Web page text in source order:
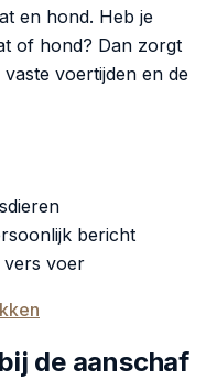
en hond. Heb je
of hond? Dan zorgt
voertijden en de
bericht
vers voer
de aanschaf